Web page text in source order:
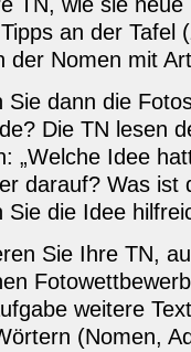
an der Tafel
der Nomen mit
Sie dann die
Die TN lesen
„Welche Idee
darauf? Was ist
Sie die Idee
Sie Ihre TN,
weitere
(Nomen,